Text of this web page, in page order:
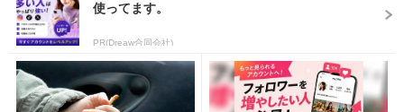
使ってます。
PR(Dreaw合同会社)